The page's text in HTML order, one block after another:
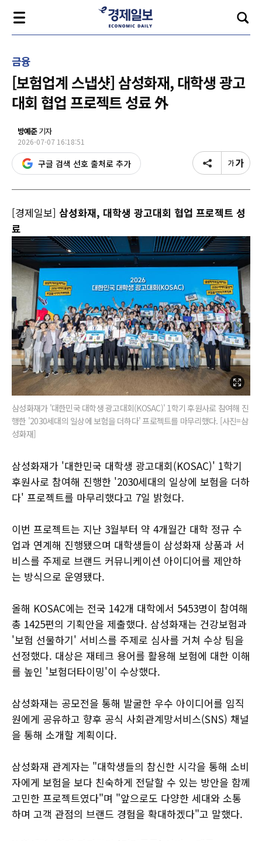
금융
[보험업계 스냅샷] 삼성화재, 대학생 광고
대회 협업 프로젝트 성료 外
방예준기자
2026-07-07 16:18:51
구글 검색 선호 출처로 추가
[경제일보] 삼성화재, 대학생 광고대회 협업 프로젝트 성
료
삼성화재가 '대한민국 대학생 광고대회(KOSAC)' 1학기 후원사로 참여해 진
행한 '2030세대의 일상에 보험을 더하다' 프로젝트를 마무리했다. [사진=삼
성화재]
삼성화재가 '대한민국 대학생 광고대회(KOSAC)' 1학기
후원사로 참여해 진행한 '2030세대의 일상에 보험을 더하
다' 프로젝트를 마무리했다고 7일 밝혔다.
이번 프로젝트는 지난 3월부터 약 4개월간 대학 정규 수
업과 연계해 진행됐으며 대학생들이 삼성화재 상품과 서
비스를 주제로 브랜드 커뮤니케이션 아이디어를 제안하
는 방식으로 운영됐다.
올해 KOSAC에는 전국 142개 대학에서 5453명이 참여해
총 1425편의 기획안을 제출했다. 삼성화재는 건강보험과
'보험 선물하기' 서비스를 주제로 심사를 거쳐 수상 팀을
선정했다. 대상은 재테크 용어를 활용해 보험에 대한 이해
를 높인 '보험더타이밍'이 수상했다.
삼성화재는 공모전을 통해 발굴한 우수 아이디어를 임직
원에게 공유하고 향후 공식 사회관계망서비스(SNS) 채널
을 통해 소개할 계획이다.
삼성화재 관계자는 "대학생들의 참신한 시각을 통해 소비
자에게 보험을 보다 친숙하게 전달할 수 있는 방안을 함께
고민한 프로젝트였다"며 "앞으로도 다양한 세대와 소통
하며 고객 관점의 브랜드 경험을 확대하겠다"고 말했다.